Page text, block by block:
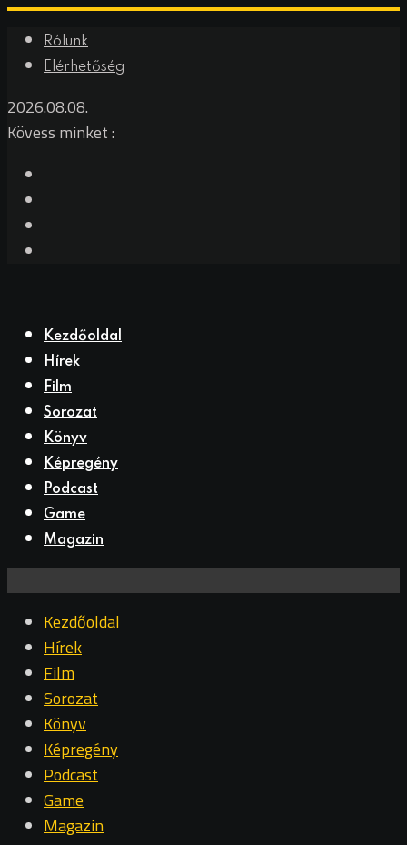
Rólunk
Elérhetőség
2026.08.08.
Kövess minket :
Kezdőoldal
Hírek
Film
Sorozat
Könyv
Képregény
Podcast
Game
Magazin
Kezdőoldal
Hírek
Film
Sorozat
Könyv
Képregény
Podcast
Game
Magazin